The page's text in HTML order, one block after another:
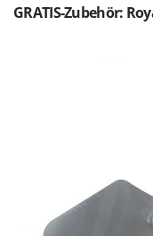
NuovaFac
GRATIS-Zubehör: